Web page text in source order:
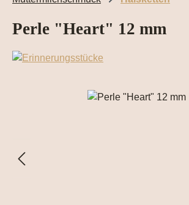
Perle "Heart" 12 mm
Bildergalerie überspringen